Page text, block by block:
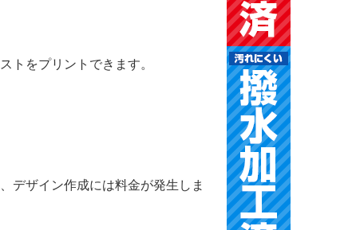
トをプリントできます。
デザイン作成には料金が発生しま